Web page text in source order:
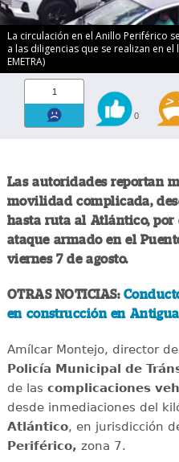
La circulación en el Anillo Periférico
a las diligencias que se realizan en
EMETRA)
1
0
Las autoridades reportan
movilidad complicada,
hasta ruta al Atlántico, por
ataque armado en el
viernes 7 de agosto.
OTRAS NOTICIAS:
en construcción en
Amílcar Montejo, director
Policía Municipal de
de las complicaciones
desde inmediaciones del
Atlántico, en jurisdicción
Periférico, zona 7.